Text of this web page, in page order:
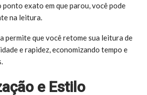
ponto exato em que parou, você pode
na leitura.
permite que você retome sua leitura de
e rapidez, economizando tempo e
e Estilo